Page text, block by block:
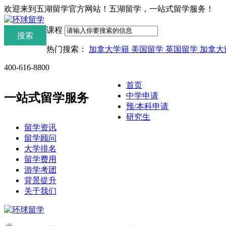
欢迎来到五湖留学官方网站！五湖留学，一站式留学服务！
课程
热门搜索： 加拿大学籍 美国留学 英国留学 加拿大
400-616-8800
一站式留学服务
首页
中学申请
预/本科申请
研究生
留学资讯
留学顾问
大学排名
留学费用
游学考团
背景提升
关于我们